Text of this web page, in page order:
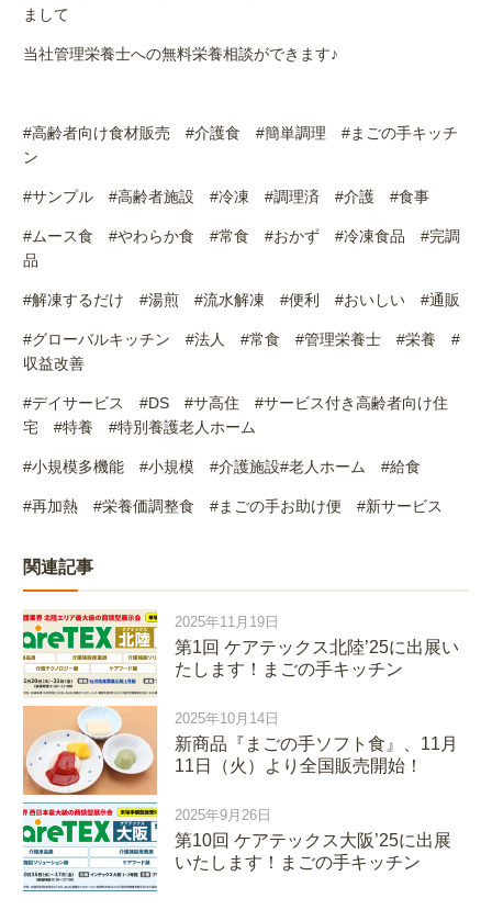
まして
当社管理栄養士への無料栄養相談ができます♪
#高齢者向け食材販売 #介護食 #簡単調理 #まごの手キッチ
ン
#サンプル #高齢者施設 #冷凍 #調理済 #介護 #食事
#ムース食 #やわらか食 #常食 #おかず #冷凍食品 #完調
品
#解凍するだけ #湯煎 #流水解凍 #便利 #おいしい #通販
#グローバルキッチン #法人 #常食 #管理栄養士 #栄養 #
収益改善
#デイサービス #DS #サ高住 #サービス付き高齢者向け住
宅 #特養 #特別養護老人ホーム
#小規模多機能 #小規模 #介護施設#老人ホーム #給食
#再加熱 #栄養価調整食 #まごの手お助け便 #新サービス
関連記事
2025年11月19日
第1回 ケアテックス北陸’25に出展い
たします！まごの手キッチン
2025年10月14日
新商品『まごの手ソフト食』、11月
11日（火）より全国販売開始！
2025年9月26日
第10回 ケアテックス大阪’25に出展
いたします！まごの手キッチン